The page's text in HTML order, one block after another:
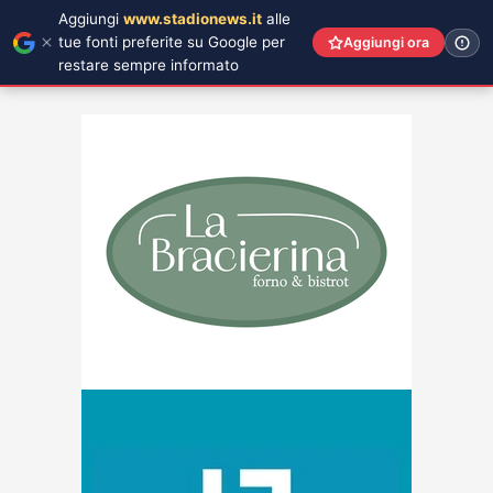
Aggiungi www.stadionews.it alle
tue fonti preferite su Google per
restare sempre informato
Aggiungi ora